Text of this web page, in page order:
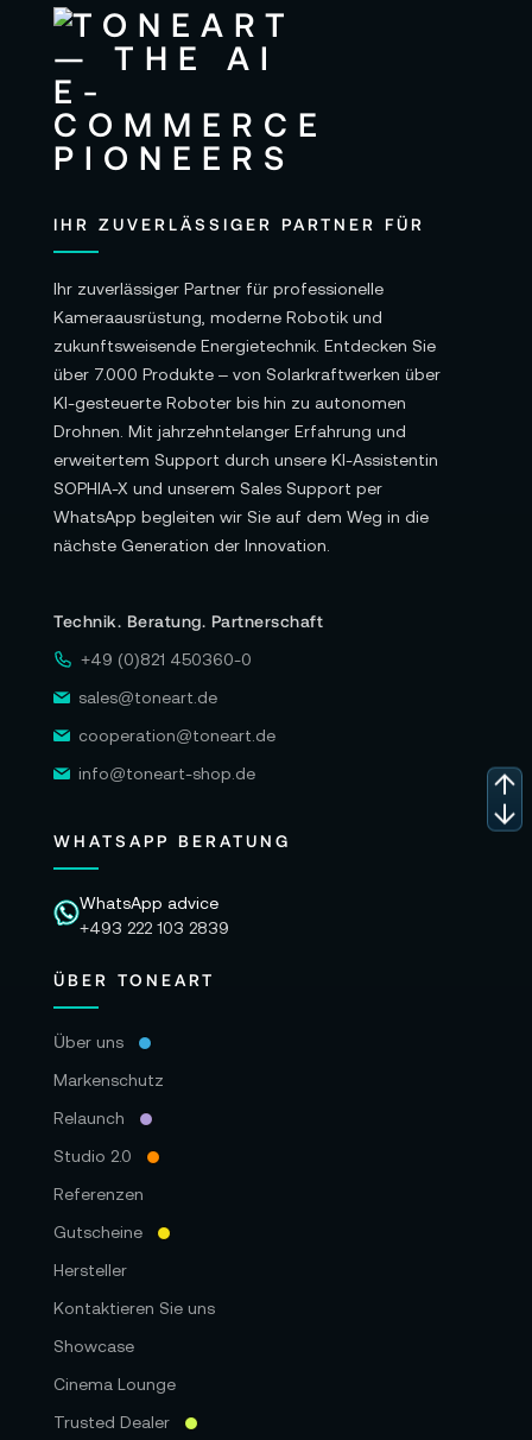
IHR ZUVERLÄSSIGER PARTNER FÜR
Ihr zuverlässiger Partner für professionelle
Kameraausrüstung, moderne Robotik und
zukunftsweisende Energietechnik. Entdecken Sie
über 7.000 Produkte – von Solarkraftwerken über
KI-gesteuerte Roboter bis hin zu autonomen
Drohnen. Mit jahrzehntelanger Erfahrung und
erweitertem Support durch unsere KI-Assistentin
SOPHIA-X und unserem Sales Support per
WhatsApp begleiten wir Sie auf dem Weg in die
nächste Generation der Innovation.
Technik. Beratung. Partnerschaft
+49 (0)821 450360-0
sales@toneart.de
cooperation@toneart.de
info@toneart-shop.de
WHATSAPP BERATUNG
WhatsApp advice
+493 222 103 2839
ÜBER TONEART
Über uns
Markenschutz
Relaunch
Studio 2.0
Referenzen
Gutscheine
Hersteller
Kontaktieren Sie uns
Showcase
Cinema Lounge
Trusted Dealer